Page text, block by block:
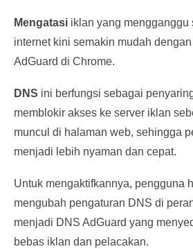
Mengatasi iklan yang mengganggu
internet kini semakin mudah
AdGuard di Chrome.
DNS ini berfungsi sebagai
memblokir akses ke server iklan
muncul di halaman web, sehingga
menjadi lebih nyaman dan cepat.
Untuk mengaktifkannya, pengguna
mengubah pengaturan DNS di
menjadi DNS AdGuard yang
bebas iklan dan pelacakan.